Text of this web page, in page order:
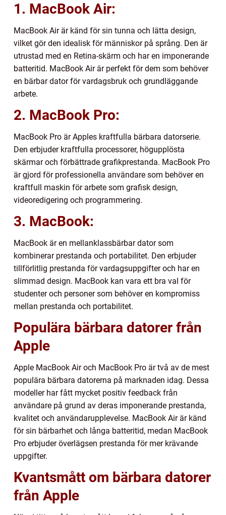
1. MacBook Air:
MacBook Air är känd för sin tunna och lätta design,
vilket gör den idealisk för människor på språng. Den är
utrustad med en Retina-skärm och har en imponerande
batteritid. MacBook Air är perfekt för dem som behöver
en bärbar dator för vardagsbruk och grundläggande
arbete.
2. MacBook Pro:
MacBook Pro är Apples kraftfulla bärbara datorserie.
Den erbjuder kraftfulla processorer, högupplösta
skärmar och förbättrade grafikprestanda. MacBook Pro
är gjord för professionella användare som behöver en
kraftfull maskin för arbete som grafisk design,
videoredigering och programmering.
3. MacBook:
MacBook är en mellanklassbärbar dator som
kombinerar prestanda och portabilitet. Den erbjuder
tillförlitlig prestanda för vardagsuppgifter och har en
slimmad design. MacBook kan vara ett bra val för
studenter och personer som behöver en kompromiss
mellan prestanda och portabilitet.
Populära bärbara datorer från
Apple
Apple MacBook Air och MacBook Pro är två av de mest
populära bärbara datorerna på marknaden idag. Dessa
modeller har fått mycket positiv feedback från
användare på grund av deras imponerande prestanda,
kvalitet och användarupplevelse. MacBook Air är känd
för sin bärbarhet och långa batteritid, medan MacBook
Pro erbjuder överlägsen prestanda för mer krävande
uppgifter.
Kvantsmått om bärbara datorer
från Apple